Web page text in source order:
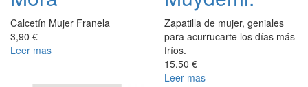
Calcetín Mujer Franela
3,90 €
Leer mas
Zapatilla de mujer, geniales
para acurrucarte los días más
fríos.
15,50 €
Leer mas